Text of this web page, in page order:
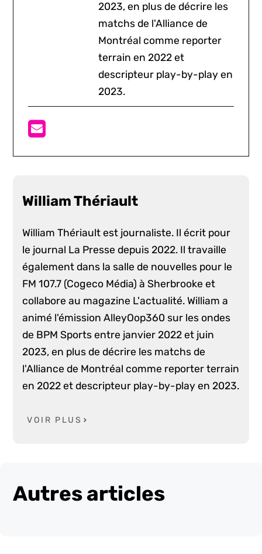
2023, en plus de décrire les
matchs de l'Alliance de
Montréal comme reporter
terrain en 2022 et
descripteur play-by-play en
2023.
William Thériault
William Thériault est journaliste. Il écrit pour
le journal La Presse depuis 2022. Il travaille
également dans la salle de nouvelles pour le
FM 107.7 (Cogeco Média) à Sherbrooke et
collabore au magazine L'actualité. William a
animé l'émission AlleyOop360 sur les ondes
de BPM Sports entre janvier 2022 et juin
2023, en plus de décrire les matchs de
l'Alliance de Montréal comme reporter terrain
en 2022 et descripteur play-by-play en 2023.
VOIR PLUS
Autres articles